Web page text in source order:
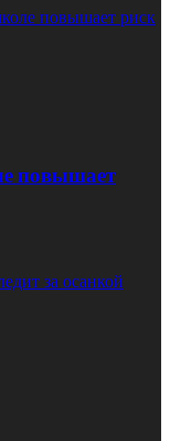
повышает